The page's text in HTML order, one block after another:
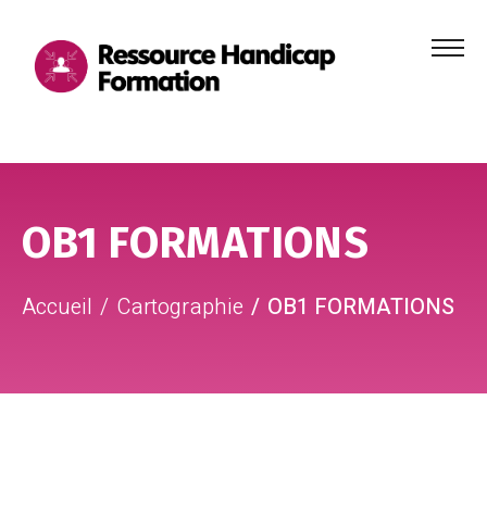
Menu
OB1 FORMATIONS
Accueil Cartographie OB1 FORMATIONS